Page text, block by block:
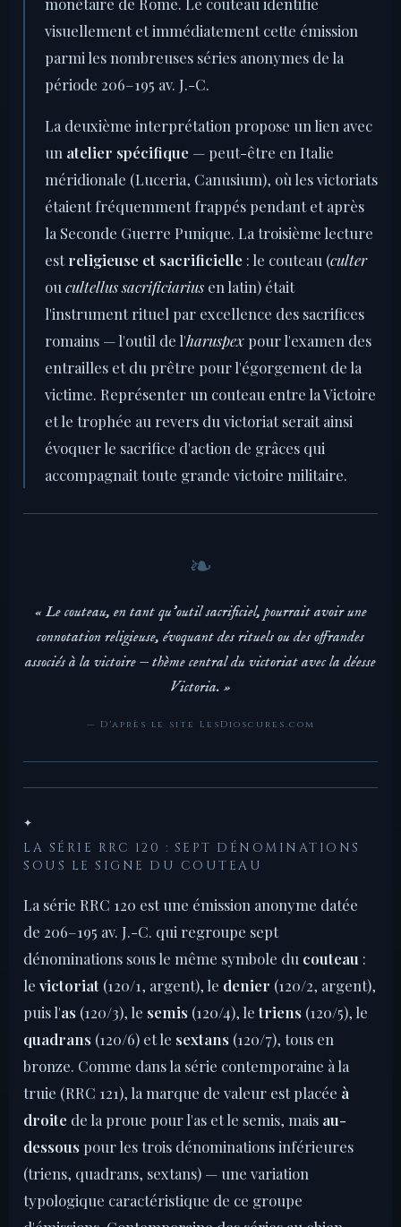
visuellement et immédiatement cette émission
parmi les nombreuses séries anonymes de la
période 206–195 av. J.-C.
La deuxième interprétation propose un lien avec
un atelier spécifique — peut-être en Italie
méridionale (Luceria, Canusium), où les victoriats
étaient fréquemment frappés pendant et après
la Seconde Guerre Punique. La troisième lecture
estreligieuse et sacrificielle : le couteau (culter
ou cultellus sacrificiarius en latin) était
l'instrument rituel par excellence des sacrifices
romains — l'outil de l'haruspex pour l'examen des
entrailles et du prêtre pour l'égorgement de la
victime. Représenter un couteau entre la Victoire
et le trophée au revers du victoriat serait ainsi
évoquer le sacrifice d'action de grâces qui
accompagnait toute grande victoire militaire.
« Le couteau, en tant qu'outil sacrificiel, pourrait avoir une
connotation religieuse, évoquant des rituels ou des offrandes
associés à la victoire — thème central du victoriat avec la déesse
Victoria. »
— D'après le site LesDioscures.com
✦
LA SÉRIE RRC 120 : SEPT DÉNOMINATIONS
SOUS LE SIGNE DU COUTEAU
La série RRC 120 est une émission anonyme datée
de 206–195 av. J.-C. qui regroupe sept
dénominations sous le même symbole du couteau :
le victoriat (120/1, argent), le denier (120/2, argent),
puis l'as (120/3), le semis (120/4), letriens (120/5), le
quadrans (120/6) et le sextans (120/7), tous en
bronze. Comme dans la série contemporaine à la
truie (RRC 121), la marque de valeur est placée à
droite de la proue pour l'as et le semis, mais au-
dessous pour les trois dénominations inférieures
(triens, quadrans, sextans) — une variation
typologique caractéristique de ce groupe